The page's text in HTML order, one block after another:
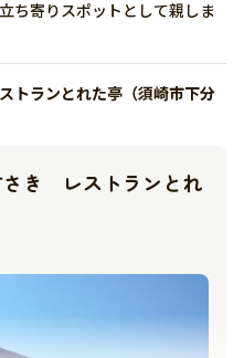
ち寄りスポットとして親しま
ランとれた亭（須崎市下分
き レストランとれ